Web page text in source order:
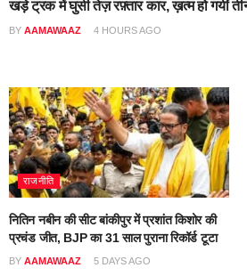
खड़े ट्रक में घुसी तेज़ रफ़्तार कार, ख़त्म हो गयीं
BY AAMAWAAZ 4 HOURS AGO
राजनीति
नितिन नबीन की सीट बांकीपुर में प्रशांत किशोर की
प्रचंड जीत, BJP का 31 साल पुराना रिकॉर्ड टूटा
BY AAMAWAAZ 5 DAYS AGO